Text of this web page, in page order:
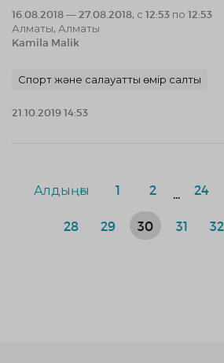
16.08.2018 — 27.08.2018, с 12:53 по 12:53
Алматы, Алматы
Kamila Malik
Спорт және салауатты өмір салты
21.10.2019 14:53
Алдыңғы 1 2 24
28 29 30 31 32